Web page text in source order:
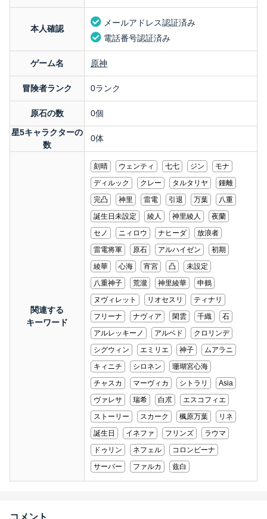
本人確認
メールアドレス認証済み
電話番号認証済み
ゲーム名 原神
冒険者ランク 0ランク
原石の数
0個
星5キャラクターの
数
0体
関連する
キーワード
刻晴 ウェンティ 七七 ジン
モナ
ディルック
クレー タルタリヤ
鍾離
完凸
神里 雷電 引退 万葉
八重
誕生日未設定
綾人 神里綾人
夜蘭
セノ
ニィロウ ナヒーダ
放浪者
雷電将軍
原石 アルハイゼン
初期
綾華
心海 宵宮 凸
未設定
八重神子
荒瀧 神里綾華
申鶴
ヌヴィレット
リオセスリ
ティナリ
フリーナ
ナヴィア 閑雲 千織
石
アルレッキーノ
アルベド
クロリンデ
シグウィン
エミリエ 神子
ムアラニ
キィニチ
シロネン
珊瑚宮心海
チャスカ
マーヴィカ シトラリ
Asia
ヴァレサ
瑞希 白朮
エスコフィエ
ストーリー
スカーク 楓原万葉
リネ
誕生日
イネファ フリンズ
ラウマ
ドゥリン
ネフェル
コロンビーナ
サーバー
ファルカ 兹白
コメント